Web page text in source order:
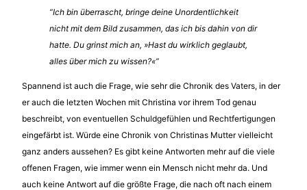
“Ich bin überrascht, bringe deine Unordentlichkeit
nicht mit dem Bild zusammen, das ich bis dahin von dir
hatte. Du grinst mich an, »Hast du wirklich geglaubt,
alles über mich zu wissen?«”
Spannend ist auch die Frage, wie sehr die Chronik des Vaters, in der
er auch die letzten Wochen mit Christina vor ihrem Tod genau
beschreibt, von eventuellen Schuldgefühlen und Rechtfertigungen
eingefärbt ist. Würde eine Chronik von Christinas Mutter vielleicht
ganz anders aussehen? Es gibt keine Antworten mehr auf die viele
offenen Fragen, wie immer wenn ein Mensch nicht mehr da. Und
auch keine Antwort auf die größte Frage, die nach oft nach einem